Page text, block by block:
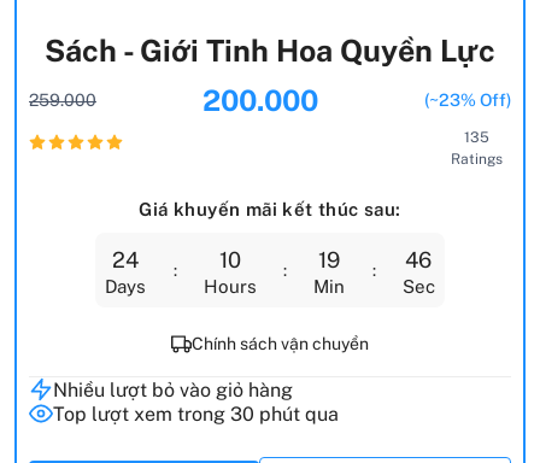
Sách - Giới Tinh Hoa Quyền Lực
259.000 200.000 (~23% Off)
135
Ratings
Giá khuyến mãi kết thúc sau:
24
Days
10
Hours
19
Min
44
Sec
Chính sách vận chuyển
Nhiều lượt bỏ vào giỏ hàng
Top lượt xem trong 30 phút qua